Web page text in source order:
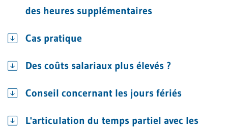
des heures supplémentaires
Cas pratique
Des coûts salariaux plus élevés ?
Conseil concernant les jours fériés
L'articulation du temps partiel avec les